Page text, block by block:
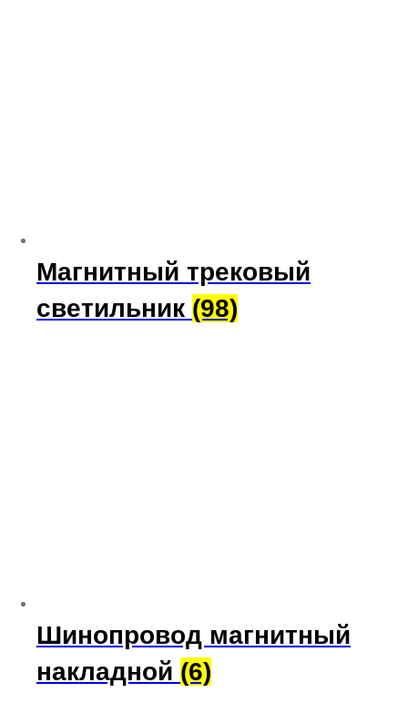
Магнитный трековый
светильник (98)
Шинопровод магнитный
накладной (6)